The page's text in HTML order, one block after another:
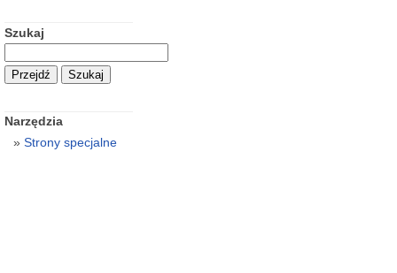
Szukaj
Narzędzia
Strony specjalne